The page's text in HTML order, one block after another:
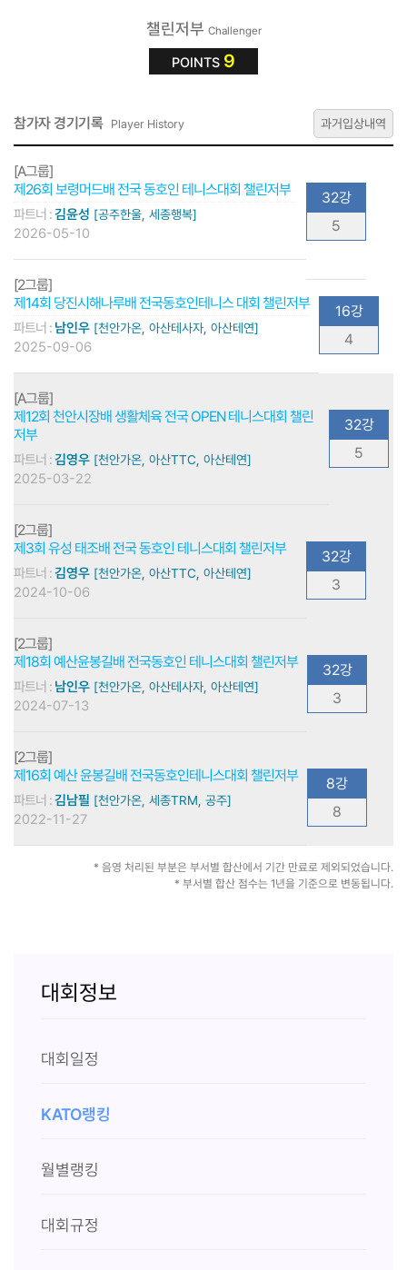
챌린저부 Challenger
POINTS 9
참가자 경기기록 Player History 과거입상내역
[A그룹]
제26회 보령머드배 전국 동호인 테니스대회 챌린저부
파트너 :김윤성 [공주한울, 세종행복]
2026-05-10
32강
5
[2그룹]
제14회 당진시해나루배 전국동호인테니스 대회 챌린저부
파트너 : 남인우 [천안가온, 아산테사자, 아산테연]
2025-09-06
16강
4
[A그룹]
제12회 천안시장배 생활체육 전국 OPEN 테니스대회 챌린
저부
파트너 :김영우 [천안가온, 아산TTC, 아산테연]
2025-03-22
32강
5
[2그룹]
제3회 유성 태조배 전국 동호인 테니스대회 챌린저부
파트너 :김영우 [천안가온, 아산TTC, 아산테연]
2024-10-06
32강
3
[2그룹]
제18회 예산윤봉길배 전국동호인 테니스대회 챌린저부
파트너 : 남인우 [천안가온, 아산테사자, 아산테연]
2024-07-13
32강
3
[2그룹]
제16회 예산 윤봉길배 전국동호인테니스대회 챌린저부
파트너 :김남필 [천안가온, 세종TRM, 공주]
2022-11-27
8강
8
* 음영 처리된 부분은 부서별 합산에서 기간 만료로 제외되었습니다.
* 부서별 합산 점수는 1년을 기준으로 변동됩니다.
대회정보
대회일정
KATO랭킹
월별랭킹
대회규정